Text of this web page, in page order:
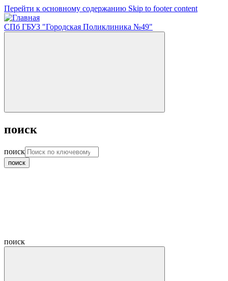
Перейти к основному содержанию Skip to footer content
СПб ГБУЗ "Городская Поликлиника №49"
поиск
поиск
поиск